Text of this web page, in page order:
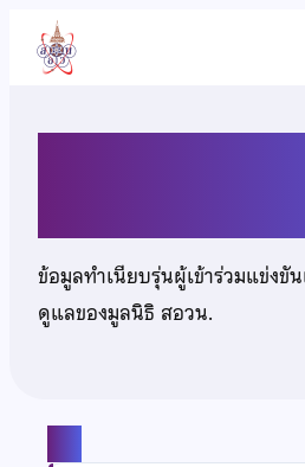
เนื้อหา
ข้อมูลทำเนียบรุ่นผู้เข้าร่วมแข่งขั
ดูแลของมูลนิธิ สอวน.